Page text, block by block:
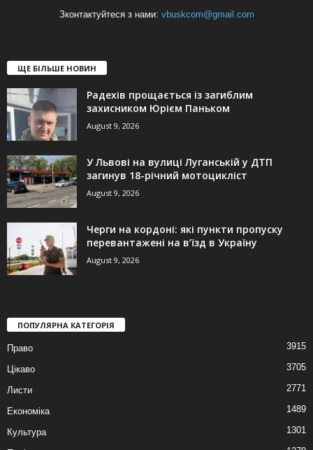
Зконтактуйтеся з нами: vbuskcom@gmail.com
ЩЕ БІЛЬШЕ НОВИН
Радехів прощається із загиблим
захисником Юрієм Паньком
August 9, 2026
У Львові на вулиці Луганській у ДТП
загинув 18-річний мотоцикліст
August 9, 2026
Черги на кордоні: які пункти пропуску
перевантажені на в’їзд в Україну
August 9, 2026
ПОПУЛЯРНА КАТЕГОРІЯ
Право 3915
Цікаво 3705
Листи 2771
Економіка 1489
Культура 1301